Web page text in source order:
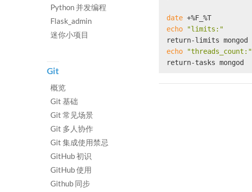
date +%F_%T
echo
"limits:"
return-limits mongod
echo
"threads_count:"
return-tasks mongod
Python 并发编程
Flask_admin
迷你小项目
Git
概览
Git 基础
Git 常见场景
Git 多人协作
Git 集成使用禁忌
GitHub 初识
GitHub 使用
Github 同步